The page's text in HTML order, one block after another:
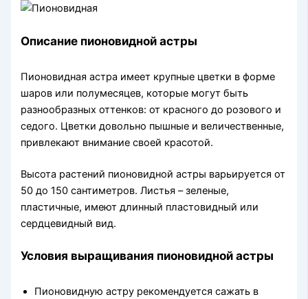
Описание пионовидной астры
Пионовидная астра имеет крупные цветки в форме
шаров или полумесяцев, которые могут быть
разнообразных оттенков: от красного до розового и
седого. Цветки довольно пышные и величественные,
привлекают внимание своей красотой.
Высота растений пионовидной астры варьируется от
50 до 150 сантиметров. Листья – зеленые,
пластичные, имеют длинный пластовидный или
сердцевидный вид.
Условия выращивания пионовидной астры
Пионовидную астру рекомендуется сажать в